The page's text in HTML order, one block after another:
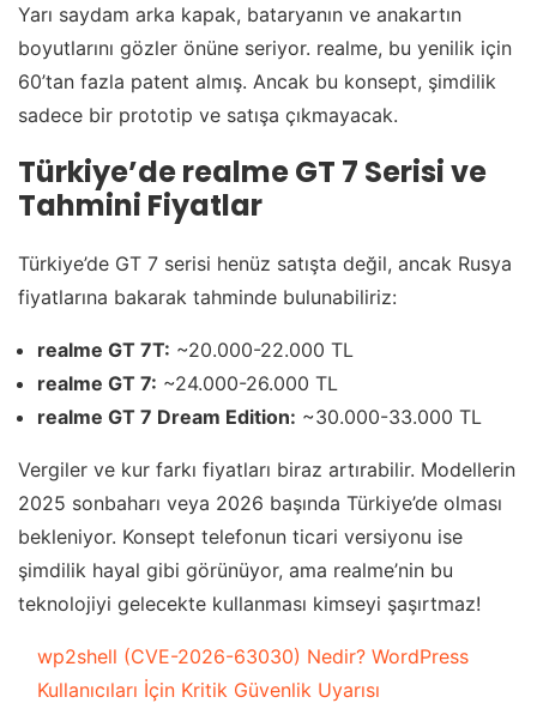
Yarı saydam arka kapak, bataryanın ve anakartın
boyutlarını gözler önüne seriyor. realme, bu yenilik için
60’tan fazla patent almış. Ancak bu konsept, şimdilik
sadece bir prototip ve satışa çıkmayacak.
Türkiye’de realme GT 7 Serisi ve
Tahmini Fiyatlar
Türkiye’de GT 7 serisi henüz satışta değil, ancak Rusya
fiyatlarına bakarak tahminde bulunabiliriz:
realme GT 7T: ~20.000-22.000 TL
realme GT 7: ~24.000-26.000 TL
realme GT 7 Dream Edition: ~30.000-33.000 TL
Vergiler ve kur farkı fiyatları biraz artırabilir. Modellerin
2025 sonbaharı veya 2026 başında Türkiye’de olması
bekleniyor. Konsept telefonun ticari versiyonu ise
şimdilik hayal gibi görünüyor, ama realme’nin bu
teknolojiyi gelecekte kullanması kimseyi şaşırtmaz!
wp2shell (CVE-2026-63030) Nedir? WordPress
Kullanıcıları İçin Kritik Güvenlik Uyarısı